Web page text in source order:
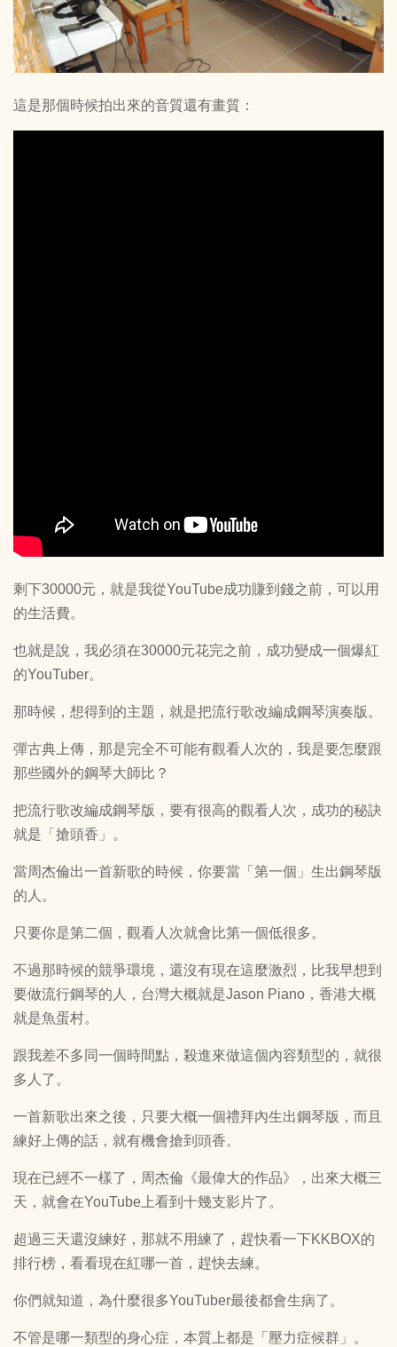
這是那個時候拍出來的音質還有畫質：
剩下30000元，就是我從YouTube成功賺到錢之前，可以用
的生活費。
也就是說，我必須在30000元花完之前，成功變成一個爆紅
的YouTuber。
那時候，想得到的主題，就是把流行歌改編成鋼琴演奏版。
彈古典上傳，那是完全不可能有觀看人次的，我是要怎麼跟
那些國外的鋼琴大師比？
把流行歌改編成鋼琴版，要有很高的觀看人次，成功的秘訣
就是「搶頭香」。
當周杰倫出一首新歌的時候，你要當「第一個」生出鋼琴版
的人。
只要你是第二個，觀看人次就會比第一個低很多。
不過那時候的競爭環境，還沒有現在這麼激烈，比我早想到
要做流行鋼琴的人，台灣大概就是Jason Piano，香港大概
就是魚蛋村。
跟我差不多同一個時間點，殺進來做這個內容類型的，就很
多人了。
一首新歌出來之後，只要大概一個禮拜內生出鋼琴版，而且
練好上傳的話，就有機會搶到頭香。
現在已經不一樣了，周杰倫《最偉大的作品》，出來大概三
天，就會在YouTube上看到十幾支影片了。
超過三天還沒練好，那就不用練了，趕快看一下KKBOX的
排行榜，看看現在紅哪一首，趕快去練。
你們就知道，為什麼很多YouTuber最後都會生病了。
不管是哪一類型的身心症，本質上都是「壓力症候群」。